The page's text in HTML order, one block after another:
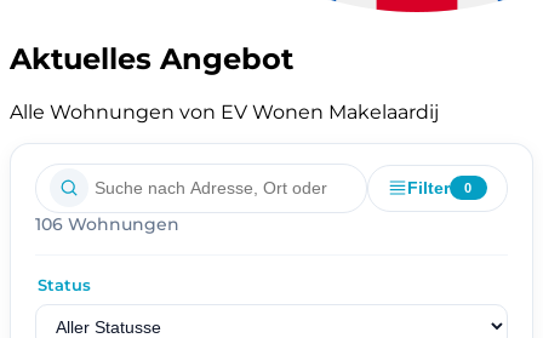
Aktuelles Angebot
Alle Wohnungen von EV Wonen Makelaardij
Filter 0
106 Wohnungen
Status